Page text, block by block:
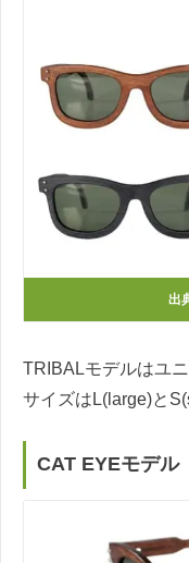
出
TRIBALモデルはユ
サイズはL(large)と
CAT EYEモデル